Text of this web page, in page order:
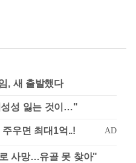
, 새 출발했다
성성 잃는 것이…"
사망…유골 못 찾아"